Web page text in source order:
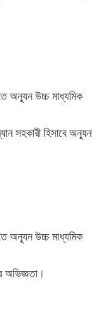
অন্যূন উচ্চ মাধ্যমিক
সহকারী হিসাবে অন্যূন
অন্যূন উচ্চ মাধ্যমিক
অভিজ্ঞতা।